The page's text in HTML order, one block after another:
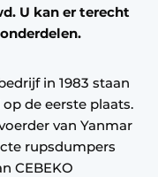
U kan er terecht
in 1983 staan
de eerste plaats.
van Yanmar
rupsdumpers
CEBEKO